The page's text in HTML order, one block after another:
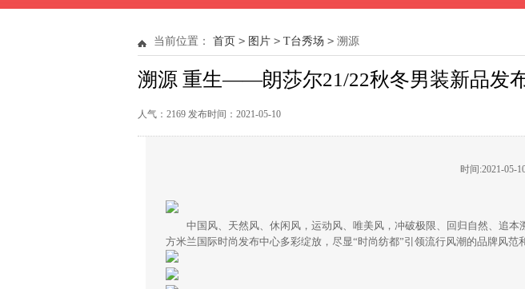
当前位置： 首页 > 图片 > T台秀场 > 溯源
重生——朗莎尔21/22秋冬男装新品发布会
溯源 重生——朗莎尔21/22秋冬男装新品发
人气：2169 发布时间：2021-05-10
时间:2021-05-
中国风、天然风、休闲风，运动风、唯美风，冲破极限、回归⾃然、追本
方米兰国际时尚发布中心多彩绽放，尽显“时尚纺都”引领流行风潮的品牌风